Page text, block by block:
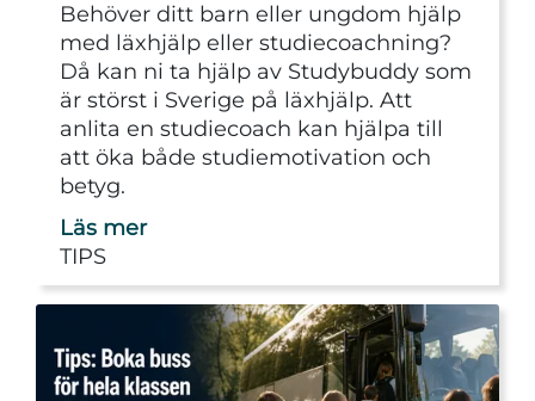
Behöver ditt barn eller ungdom hjälp
med läxhjälp eller studiecoachning?
Då kan ni ta hjälp av Studybuddy som
är störst i Sverige på läxhjälp. Att
anlita en studiecoach kan hjälpa till
att öka både studiemotivation och
betyg.
Läs mer
TIPS